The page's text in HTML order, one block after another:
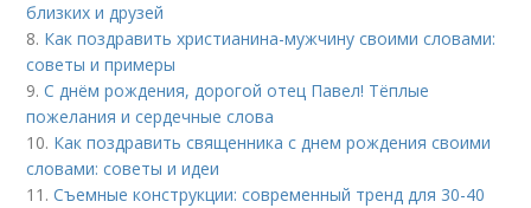
близких и друзей
8. Как поздравить христианина-мужчину своими словами:
советы и примеры
9.С днём рождения, дорогой отец Павел! Тёплые
пожелания и сердечные слова
10. Как поздравить священника с днем рождения своими
словами: советы и идеи
11.Съемные конструкции: современный тренд для 30-40